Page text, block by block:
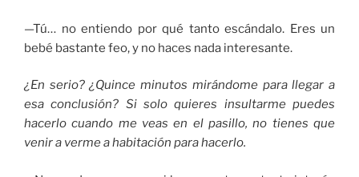
—Tú… no entiendo por qué tanto escándalo. Eres un
bebé bastante feo, y no haces nada interesante.
¿En serio? ¿Quince minutos mirándome para llegar a
esa conclusión? Si solo quieres insultarme puedes
hacerlo cuando me veas en el pasillo, no tienes que
venir a verme a habitación para hacerlo.